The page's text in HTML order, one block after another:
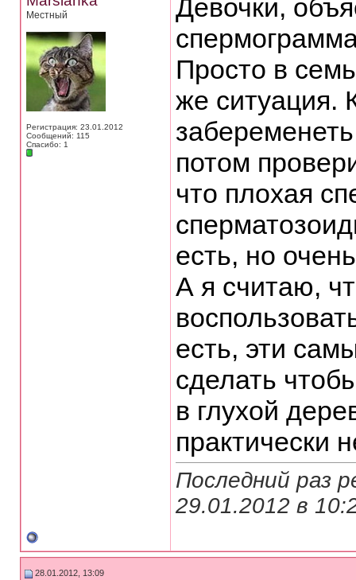
Местный
Регистрация: 23.01.2012
Сообщений: 115
Спасибо: 1
Девочки,
Просто в
же ситуация.
потом
что плохая
есть, но
А я считаю,
есть, эти
сделать
в глухой
практически
Последний раз
29.01.2012 в
28.01.2012, 13:09